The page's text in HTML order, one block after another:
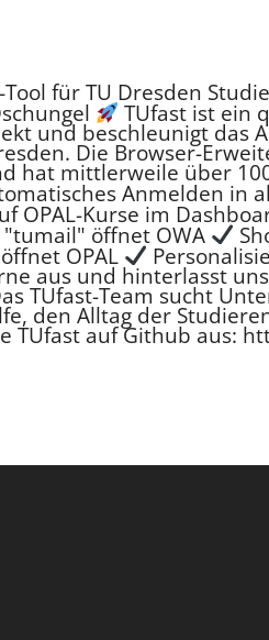
für TU Dresden
TUfast ist ein
und beschleunigt das
Die Browser-
hat mittlerweile über
Anmelden in
OPAL-Kurse im
"tumail" öffnet OWA
OPAL
aus und hinterlasst
TUfast-Team sucht
den Alltag der
TUfast auf Github aus: